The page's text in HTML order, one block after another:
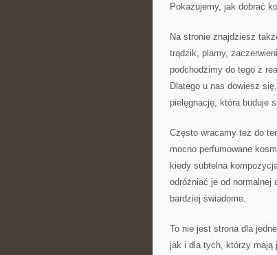
Pokazujemy, jak dobrać
Na stronie znajdziesz
trądzik, plamy,
podchodzimy do tego z
Dlatego u nas dowiesz
pielęgnację, która buduje
Często wracamy też do
mocno perfumowane
kiedy subtelna
odróżniać je od normalnej
bardziej świadome.
To nie jest strona dla
jak i dla tych, którzy mają